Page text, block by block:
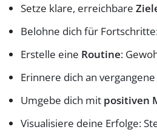
Setze klare, erreichbare
Belohne dich für
Erstelle eine Routine:
Erinnere dich an vergangene
Umgebe dich mit positiven
Visualisiere deine Erfolge: